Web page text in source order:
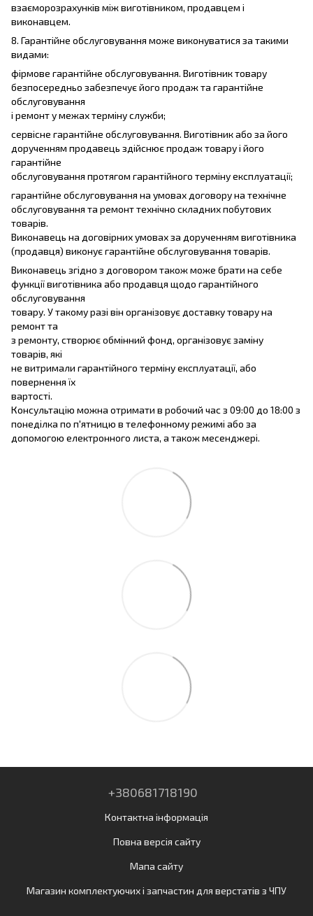
взаєморозрахунків між виготівником, продавцем і
виконавцем.
8. Гарантійне обслуговування може виконуватися за такими
видами:
фірмове гарантійне обслуговування. Виготівник товару
безпосередньо забезпечує його продаж та гарантійне
обслуговування
і ремонт у межах терміну служби;
сервісне гарантійне обслуговування. Виготівник або за його
дорученням продавець здійснює продаж товару і його
гарантійне
обслуговування протягом гарантійного терміну експлуатації;
гарантійне обслуговування на умовах договору на технічне
обслуговування та ремонт технічно складних побутових
товарів.
Виконавець на договірних умовах за дорученням виготівника
(продавця) виконує гарантійне обслуговування товарів.
Виконавець згідно з договором також може брати на себе
функції виготівника або продавця щодо гарантійного
обслуговування
товару. У такому разі він організовує доставку товару на
ремонт та
з ремонту, створює обмінний фонд, організовує заміну
товарів, які
не витримали гарантійного терміну експлуатації, або
повернення їх
вартості.
Консультацію можна отримати в робочий час з 09:00 до 18:00 з
понеділка по п'ятницю в телефонному режимі або за
допомогою електронного листа, а також месенджері.
+380681718190
Контактна інформація
Повна версія сайту
Мапа сайту
Магазин комплектуючих і запчастин для верстатів з ЧПУ